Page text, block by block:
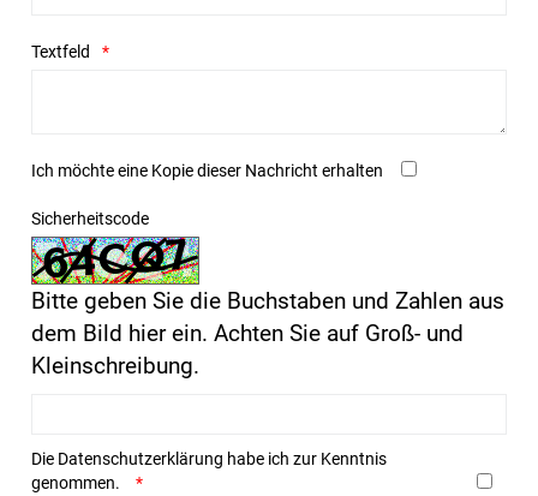
Textfeld
Ich möchte eine Kopie dieser Nachricht erhalten
Sicherheitscode
Bitte geben Sie die Buchstaben und Zahlen aus
dem Bild hier ein. Achten Sie auf Groß- und
Kleinschreibung.
Die Datenschutzerklärung habe ich zur Kenntnis
genommen.